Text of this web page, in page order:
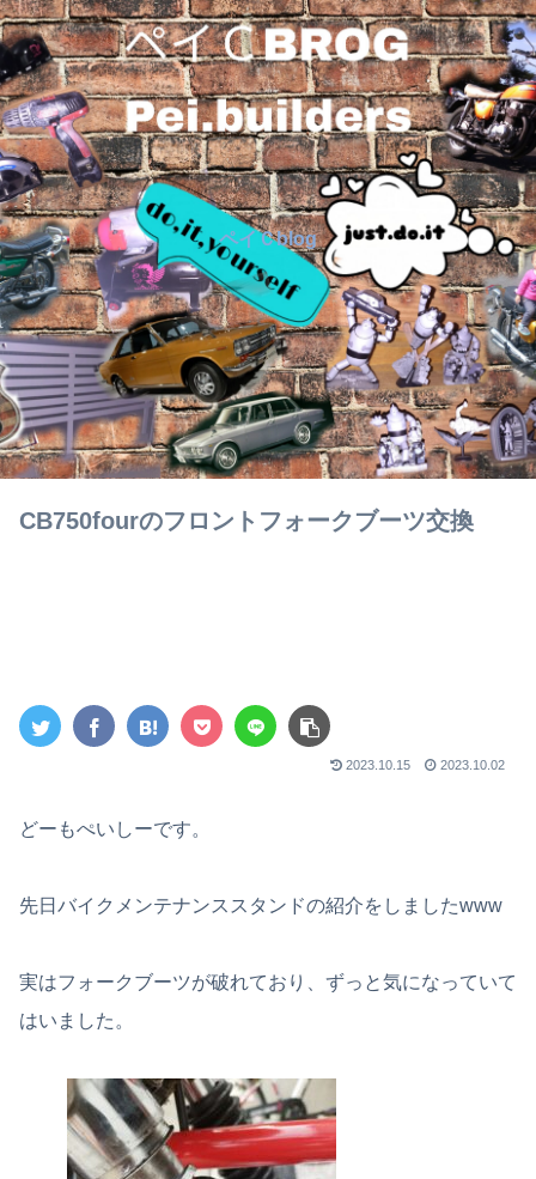
ペイＣblog
CB750fourのフロントフォークブーツ交換
2023.10.15 2023.10.02
どーもぺいしーです。
先日バイクメンテナンススタンドの紹介をしましたwww
実はフォークブーツが破れており、ずっと気になっていて
はいました。